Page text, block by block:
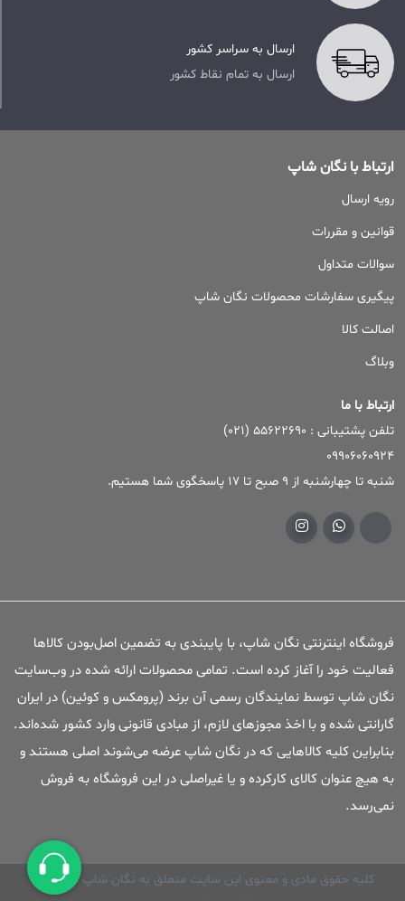
ارسال به سراسر کشور
ارسال به تمام نقاط کشور
ارتباط با نگان شاپ
رویه ارسال
قوانین و مقررات
سوالات متداول
پیگیری سفارشات محصولات نگان شاپ
اصالت کالا
وبلاگ
ارتباط با ما
تلفن پشتیبانی : ۵۵۶۲۲۶۹۰ (۰۲۱)
09906060924
شنبه تا چهارشنبه از 9 صبح تا 17 پاسخگوی شما هستیم.
فروشگاه اینترنتی نگان شاپ، با پایبندی به تضمین اصل‌بودن کالاها
فعالیت خود را آغاز کرده است. تمامی محصولات ارائه شده در وب‌سایت
نگان شاپ توسط نمایندگان رسمی آن برند (پرومکس و کوئین) در ایران
گارانتی شده و با اخذ مجوزهای لازم، از مبادی قانونی وارد کشور شده‌اند.
بنابراین کلیه کالاهایی که در نگان شاپ عرضه می‌شوند اصلی هستند و
به هیچ عنوان کالای کارکرده و یا غیراصلی در این فروشگاه به فروش
نمی‌رسد.
کلیه حقوق مادی و معنوی این سایت متعلق به نگان شاپ می باشد.